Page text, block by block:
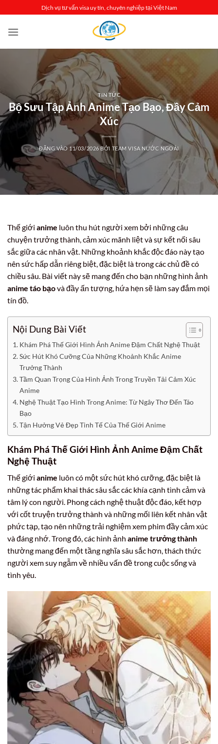
qua
nội
Dịch vụ tư vấn visa uy tín, chuyên nghiệp tại Việt Nam
TIN TỨC
Bộ Sưu Tập Ảnh Anime Tạo Bạo, Đầy Cảm
Xúc
ĐĂNG VÀO 11/03/2026 BỞI TEAM VISA NƯỚC NGOÀI
Thế giới anime luôn thu hút người xem bởi những câu
chuyện trưởng thành, cảm xúc mãnh liệt và sự kết nối sâu
sắc giữa các nhân vật. Những khoảnh khắc độc đáo này tạo
nên sức hấp dẫn riêng biệt, đặc biệt là trong các chủ đề có
chiều sâu. Bài viết này sẽ mang đến cho bạn những hình ảnh
anime táo bạovà đầy ấn tượng, hứa hẹn sẽ làm say đắm mọi
tín đồ.
Nội Dung Bài Viết
Khám Phá Thế Giới Hình Ảnh Anime Đậm Chất Nghệ Thuật
Sức Hút Khó Cưỡng Của Những Khoảnh Khắc Anime
Trưởng Thành
Tầm Quan Trọng Của Hình Ảnh Trong Truyền Tải Cảm Xúc
Anime
Nghệ Thuật Tạo Hình Trong Anime: Từ Ngây Thơ Đến Táo
Bạo
Tận Hưởng Vẻ Đẹp Tinh Tế Của Thế Giới Anime
Khám Phá Thế Giới Hình Ảnh Anime Đậm Chất
Nghệ Thuật
Thế giới anime luôn có một sức hút khó cưỡng, đặc biệt là
những tác phẩm khai thác sâu sắc các khía cạnh tình cảm và
tâm lý con người. Phong cách nghệ thuật độc đáo, kết hợp
với cốt truyện trưởng thành và những mối liên kết nhân vật
phức tạp, tạo nên những trải nghiệm xem phim đầy cảm xúc
và đáng nhớ. Trong đó, các hình ảnh anime trưởng thành
thường mang đến một tầng nghĩa sâu sắc hơn, thách thức
người xem suy ngẫm về nhiều vấn đề trong cuộc sống và
tình yêu.